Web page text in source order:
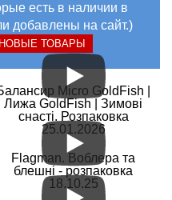
есть в наличии в
добавлены на сайт.)
НОВЫЕ ТОВАРЫ
Micro GoldFish |
Лижа GoldFish | Зимові
снасті. Розпаковка
25.01.2026
Flagman. Воблера та
блешні - розпаковка
18.10.25